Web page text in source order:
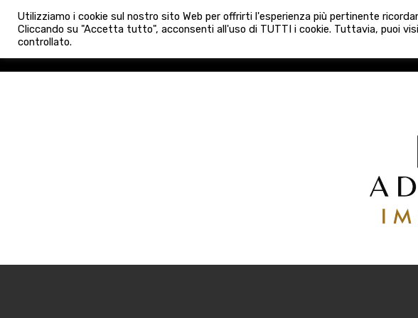
HOME AGENZIA NUOVE COSTRUZIONI
info@admaioraimmobiliare.it
Utilizziamo i cookie sul nostro sito Web per offrirti l'esperienza più pertinente
Cliccando su "Accetta tutto", acconsenti all'uso di TUTTI i cookie. Tuttavia, puoi
controllato.